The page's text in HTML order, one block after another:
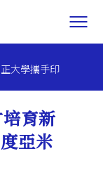
大學攜手印
育新
亞米